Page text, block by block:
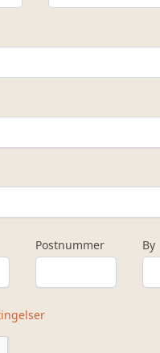
Postnummer By